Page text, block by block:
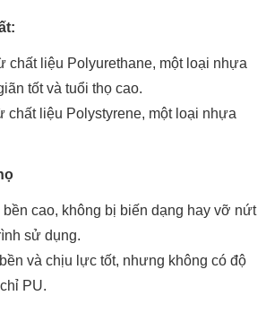
chất liệu Polyurethane, một loại nhựa
tốt và tuổi thọ cao.
chất liệu Polystyrene, một loại nhựa
bền cao, không bị biến dạng hay vỡ nứt
sử dụng.
và chịu lực tốt, nhưng không có độ
PU.